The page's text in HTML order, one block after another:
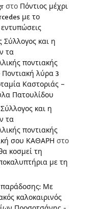
στο Πόντιος μέχρι
με το
εντυπώσεις
Σύλλογος και η
τα
ποντιακής
Ποντιακή λύρα 3
Καστοριάς –
Πατουλίδου
και η
τα
ποντιακής
σου ΚΑΘΑΡΗ στο
κοσμεί τη
με τη
παράδοσης: Με
καλοκαιρινός